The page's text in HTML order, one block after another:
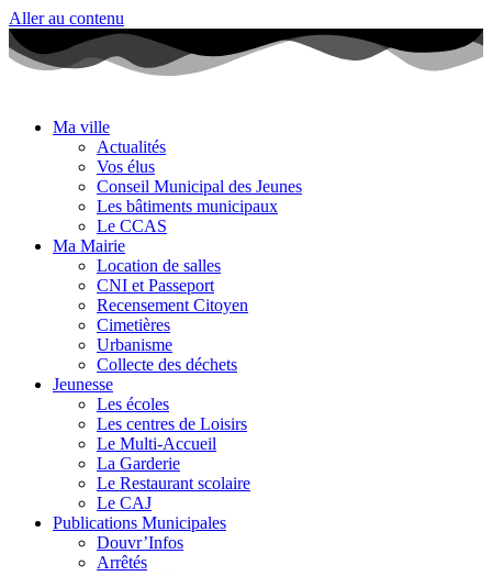
Aller au contenu
Ma ville
Actualités
Vos élus
Conseil Municipal des Jeunes
Les bâtiments municipaux
Le CCAS
Ma Mairie
Location de salles
CNI et Passeport
Recensement Citoyen
Cimetières
Urbanisme
Collecte des déchets
Jeunesse
Les écoles
Les centres de Loisirs
Le Multi-Accueil
La Garderie
Le Restaurant scolaire
Le CAJ
Publications Municipales
Douvr’Infos
Arrêtés